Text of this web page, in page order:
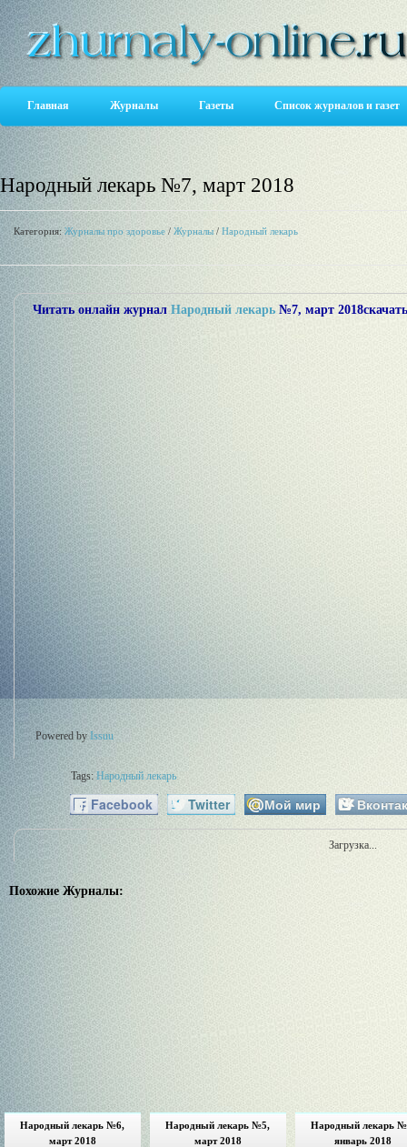
Главная Журналы Газеты Список журналов и газет
Народный лекарь №7, март 2018
Категория:Журналы про здоровье / Журналы / Народный лекарь
Читать онлайн журнал Народный лекарь №7, март
Powered byIssuu
Tags:Народный лекарь
Facebook Twitter Мой мир
Загрузка...
Похожие Журналы:
Народный лекарь №6,
март 2018
Народный лекарь №5,
март 2018
Народный лекарь
январь 2018